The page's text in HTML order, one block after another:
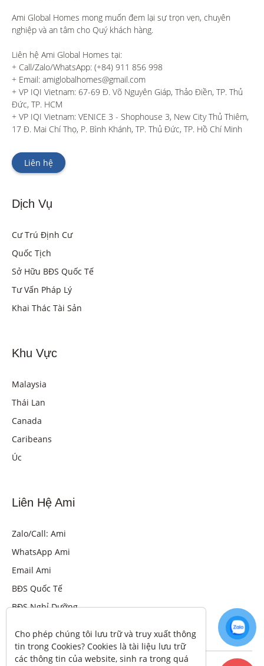
Ami Global Homes mong muốn đem lại sự trọn vẹn, chuyên
nghiệp và an tâm cho Quý khách hàng.
Liên hệ Ami Global Homes tại:
+ Call/Zalo/WhatsApp: (+84) 911 856 998
+ Email: amiglobalhomes@gmail.com
+ VP IQI Vietnam: 67-69 Đ. Võ Nguyên Giáp, Thảo Điền, TP. Thủ
Đức, TP. HCM
+ VP IQI Vietnam: VENICE 3 - Shophouse 3, New City Thủ Thiêm,
17 Đ. Mai Chí Thọ, P. Bình Khánh, TP. Thủ Đức, TP. Hồ Chí Minh
Liên hệ
Dịch Vụ
Cư Trú Định Cư
Quốc Tịch
Sở Hữu BĐS Quốc Tế
Tư Vấn Pháp Lý
Khai Thác Tài Sản
Khu Vực
Malaysia
Thái Lan
Canada
Caribeans
Úc
Liên Hệ Ami
Zalo/Call: Ami
WhatsApp Ami
Email Ami
BĐS Quốc Tế
BĐS Nghỉ Dưỡng
Cho phép chúng tôi lưu trữ và truy xuất thông
tin trong Cookies? Cookies là tài liệu lưu trữ
các thông tin của website, sinh ra trong quá